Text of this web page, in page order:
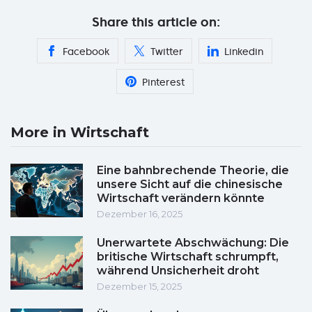
Share this article on:
Facebook Twitter Linkedin
Pinterest
More in Wirtschaft
Eine bahnbrechende Theorie, die
unsere Sicht auf die chinesische
Wirtschaft verändern könnte
Dezember 16, 2025
Unerwartete Abschwächung: Die
britische Wirtschaft schrumpft,
während Unsicherheit droht
Dezember 15, 2025